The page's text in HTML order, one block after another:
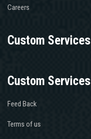
Careers
Custom Services
Custom Services
Feed Back
Terms of us